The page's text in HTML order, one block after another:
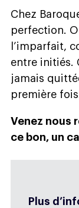
Chez
perfection.
l’imparfait,
entre initiés.
jamais
première
Venez nous
ce bon, un
Plus